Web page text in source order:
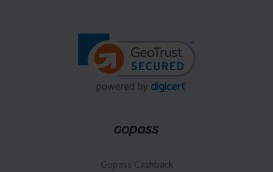
Gopass Cashback